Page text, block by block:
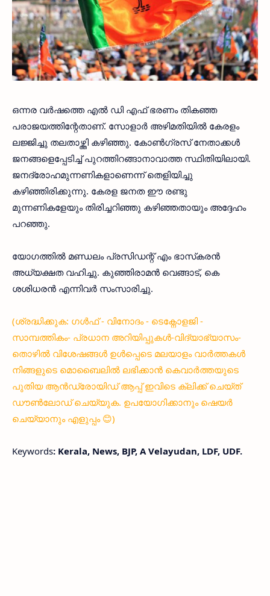
ഒന്നര വര്‍ഷത്തെ എല്‍ ഡി എഫ് ഭരണം തികഞ്ഞ
പരാജയത്തിന്റേതാണ്. സോളാര്‍ അഴിമതിയില്‍ കേരളം
ലജ്ജിച്ചു തലതാഴ്ത്തി കഴിഞ്ഞു. കോണ്‍ഗ്രസ് നേതാക്കള്‍
ജനങ്ങളെപ്പേടിച്ച് പുറത്തിറങ്ങാനാവാത്ത സ്ഥിതിയിലായി.
ജനദ്രോഹമുന്നണികളാണെന്ന് തെളിയിച്ചു
കഴിഞ്ഞിരിക്കുന്നു. കേരള ജനത ഈ രണ്ടു
മുന്നണികളേയും തിരിച്ചറിഞ്ഞു കഴിഞ്ഞതായും അദ്ദേഹം
പറഞ്ഞു.
യോഗത്തില്‍ മണ്ഡലം പ്രസിഡന്റ് എം ഭാസ്‌കരന്‍
അധ്യക്ഷത വഹിച്ചു. കുഞ്ഞിരാമന്‍ വെങ്ങാട്, കെ
ശശിധരന്‍ എന്നിവര്‍ സംസാരിച്ചു.
(ശ്രദ്ധിക്കുക: ഗൾഫ് - വിനോദം - ടെക്നോളജി -
സാമ്പത്തികം- പ്രധാന അറിയിപ്പുകൾ-വിദ്യാഭ്യാസം-
തൊഴിൽ വിശേഷങ്ങൾ ഉൾപ്പെടെ മലയാളം വാർത്തകൾ
നിങ്ങളുടെ മൊബൈലിൽ ലഭിക്കാൻ കെവാർത്തയുടെ
പുതിയ ആൻഡ്രോയിഡ് ആപ്പ് ഇവിടെ ക്ലിക്ക് ചെയ്ത്
ഡൗൺലോഡ് ചെയ്യുക. ഉപയോഗിക്കാനും ഷെയർ
ചെയ്യാനും എളുപ്പം 😊)
Keywords: Kerala, News, BJP, A Velayudan, LDF, UDF.